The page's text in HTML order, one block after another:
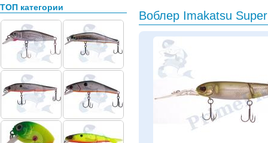
ТОП категории
Воблер Imakatsu